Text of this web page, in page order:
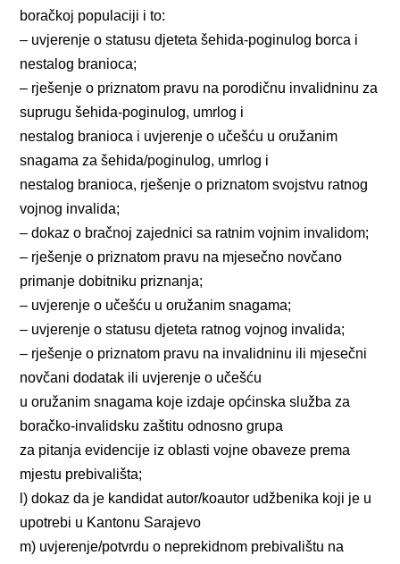
boračkoj populaciji i to:
– uvjerenje o statusu djeteta šehida-poginulog borca i
nestalog branioca;
– rješenje o priznatom pravu na porodičnu invalidninu za
suprugu šehida-poginulog, umrlog i
nestalog branioca i uvjerenje o učešću u oružanim
snagama za šehida/poginulog, umrlog i
nestalog branioca, rješenje o priznatom svojstvu ratnog
vojnog invalida;
– dokaz o bračnoj zajednici sa ratnim vojnim invalidom;
– rješenje o priznatom pravu na mjesečno novčano
primanje dobitniku priznanja;
– uvjerenje o učešću u oružanim snagama;
– uvjerenje o statusu djeteta ratnog vojnog invalida;
– rješenje o priznatom pravu na invalidninu ili mjesečni
novčani dodatak ili uvjerenje o učešću
u oružanim snagama koje izdaje općinska služba za
boračko-invalidsku zaštitu odnosno grupa
za pitanja evidencije iz oblasti vojne obaveze prema
mjestu prebivališta;
l) dokaz da je kandidat autor/koautor udžbenika koji je u
upotrebi u Kantonu Sarajevo
m) uvjerenje/potvrdu o neprekidnom prebivalištu na